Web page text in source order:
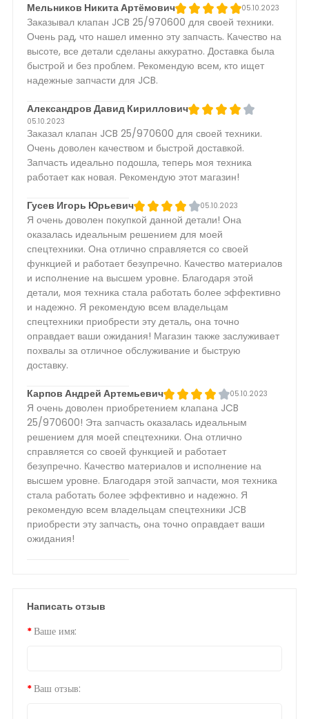
Мельников Никита Артёмович 05.10.2023
Заказывал клапан JCB 25/970600 для своей техники.
Очень рад, что нашел именно эту запчасть. Качество на
высоте, все детали сделаны аккуратно. Доставка была
быстрой и без проблем. Рекомендую всем, кто ищет
надежные запчасти для JCB.
Александров Давид Кириллович
05.10.2023
Заказал клапан JCB 25/970600 для своей техники.
Очень доволен качеством и быстрой доставкой.
Запчасть идеально подошла, теперь моя техника
работает как новая. Рекомендую этот магазин!
Гусев Игорь Юрьевич 05.10.2023
Я очень доволен покупкой данной детали! Она
оказалась идеальным решением для моей
спецтехники. Она отлично справляется со своей
функцией и работает безупречно. Качество материалов
и исполнение на высшем уровне. Благодаря этой
детали, моя техника стала работать более эффективно
и надежно. Я рекомендую всем владельцам
спецтехники приобрести эту деталь, она точно
оправдает ваши ожидания! Магазин также заслуживает
похвалы за отличное обслуживание и быструю
доставку.
Карпов Андрей Артемьевич 05.10.2023
Я очень доволен приобретением клапана JCB
25/970600! Эта запчасть оказалась идеальным
решением для моей спецтехники. Она отлично
справляется со своей функцией и работает
безупречно. Качество материалов и исполнение на
высшем уровне. Благодаря этой запчасти, моя техника
стала работать более эффективно и надежно. Я
рекомендую всем владельцам спецтехники JCB
приобрести эту запчасть, она точно оправдает ваши
ожидания!
Написать отзыв
Ваше имя:
Ваш отзыв: